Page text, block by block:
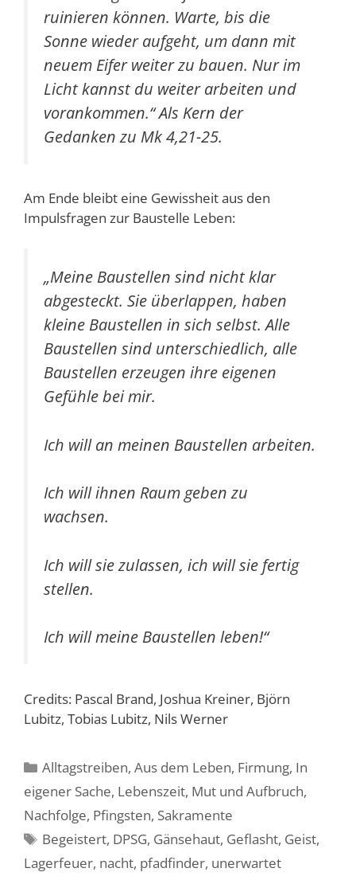
ruinieren können. Warte, bis die
Sonne wieder aufgeht, um dann mit
neuem Eifer weiter zu bauen. Nur im
Licht kannst du weiter arbeiten und
vorankommen.“ Als Kern der
Gedanken zu Mk 4,21-25.
Am Ende bleibt eine Gewissheit aus den
Impulsfragen zur Baustelle Leben:
„Meine Baustellen sind nicht klar
abgesteckt. Sie überlappen, haben
kleine Baustellen in sich selbst. Alle
Baustellen sind unterschiedlich, alle
Baustellen erzeugen ihre eigenen
Gefühle bei mir.
Ich will an meinen Baustellen arbeiten.
Ich will ihnen Raum geben zu
wachsen.
Ich will sie zulassen, ich will sie fertig
stellen.
Ich will meine Baustellen leben!“
Credits: Pascal Brand, Joshua Kreiner, Björn
Lubitz, Tobias Lubitz, Nils Werner
Kategorien
Alltagstreiben,Aus dem Leben, Firmung, In
eigener Sache, Lebenszeit, Mut und Aufbruch,
Nachfolge, Pfingsten, Sakramente
Schlagwörter
Begeistert, DPSG, Gänsehaut, Geflasht, Geist,
Lagerfeuer, nacht, pfadfinder, unerwartet